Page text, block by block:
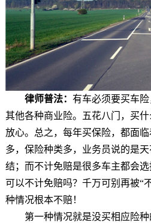
律师普法： 有车必须要买车
其他各种商业险。五花八门，买
放心。总之，每年买保险，都面
多，保险种类多，业务员说的是
结；而不计免赔是很多车主都会
可以不计免赔吗？千万可别再被“
种情况根本不赔！
第一种情况就是没买相应险种